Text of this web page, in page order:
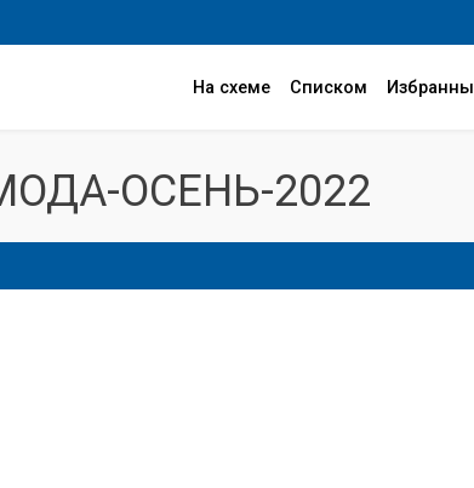
На схеме Списком
ОСЕНЬ-2022